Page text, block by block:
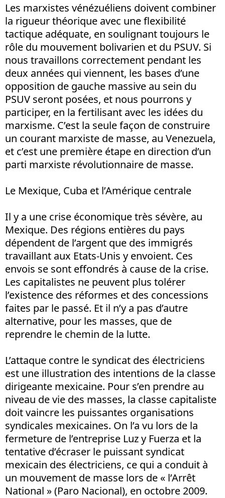
Les marxistes vénézuéliens doivent combiner
la rigueur théorique avec une flexibilité
tactique adéquate, en soulignant toujours le
rôle du mouvement bolivarien et du PSUV. Si
nous travaillons correctement pendant les
deux années qui viennent, les bases d’une
opposition de gauche massive au sein du
PSUV seront posées, et nous pourrons y
participer, en la fertilisant avec les idées du
marxisme. C’est la seule façon de construire
un courant marxiste de masse, au Venezuela,
et c’est une première étape en direction d’un
parti marxiste révolutionnaire de masse.
Le Mexique, Cuba et l’Amérique centrale
Il y a une crise économique très sévère, au
Mexique. Des régions entières du pays
dépendent de l’argent que des immigrés
travaillant aux Etats-Unis y envoient. Ces
envois se sont effondrés à cause de la crise.
Les capitalistes ne peuvent plus tolérer
l’existence des réformes et des concessions
faites par le passé. Et il n’y a pas d’autre
alternative, pour les masses, que de
reprendre le chemin de la lutte.
L’attaque contre le syndicat des électriciens
est une illustration des intentions de la classe
dirigeante mexicaine. Pour s’en prendre au
niveau de vie des masses, la classe capitaliste
doit vaincre les puissantes organisations
syndicales mexicaines. On l’a vu lors de la
fermeture de l’entreprise Luz y Fuerza et la
tentative d’écraser le puissant syndicat
mexicain des électriciens, ce qui a conduit à
un mouvement de masse lors de « l’Arrêt
National » (Paro Nacional), en octobre 2009.